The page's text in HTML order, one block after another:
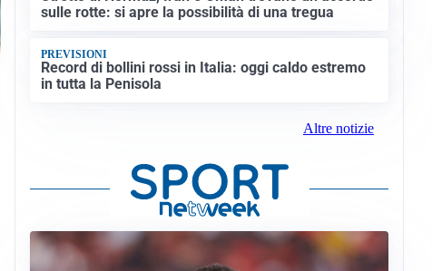
sulle rotte: si apre la possibilità di una tregua
PREVISIONI
Record di bollini rossi in Italia: oggi caldo estremo
in tutta la Penisola
Altre notizie